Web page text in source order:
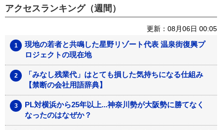
アクセスランキング（週間）
更新：08月06日 00:05
現地の若者と共鳴した星野リゾート代表 温泉街復興プ
ロジェクトの現在地
「みなし残業代」はとても損した気持ちになる仕組み
【禁断の会社用語辞典】
PL対横浜から25年以上...神奈川勢が大阪勢に勝てなく
なったのはなぜか？